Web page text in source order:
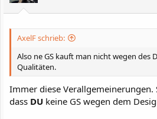
n
AxelF schrieb:
Also ne GS kauft man nicht wegen des
Qualitäten.
Immer diese Verallgemeinerungen.
dass DU keine GS wegen dem